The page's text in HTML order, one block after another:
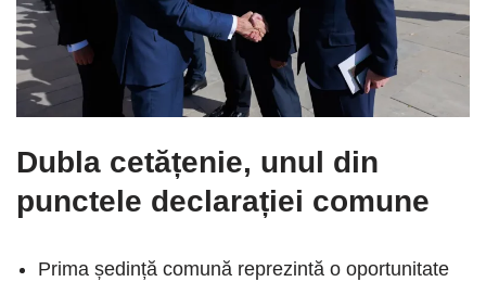
Dubla cetățenie, unul din
punctele declarației comune
Prima ședință comună reprezintă o oportunitate